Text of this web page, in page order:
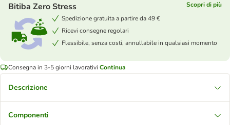
Bitiba Zero Stress
Scopri di più
Spedizione gratuita a partire da 49 €
Ricevi consegne regolari
Flessibile, senza costi, annullabile in qualsiasi momento
Consegna in 3-5 giorni lavorativi Continua
Descrizione
Componenti